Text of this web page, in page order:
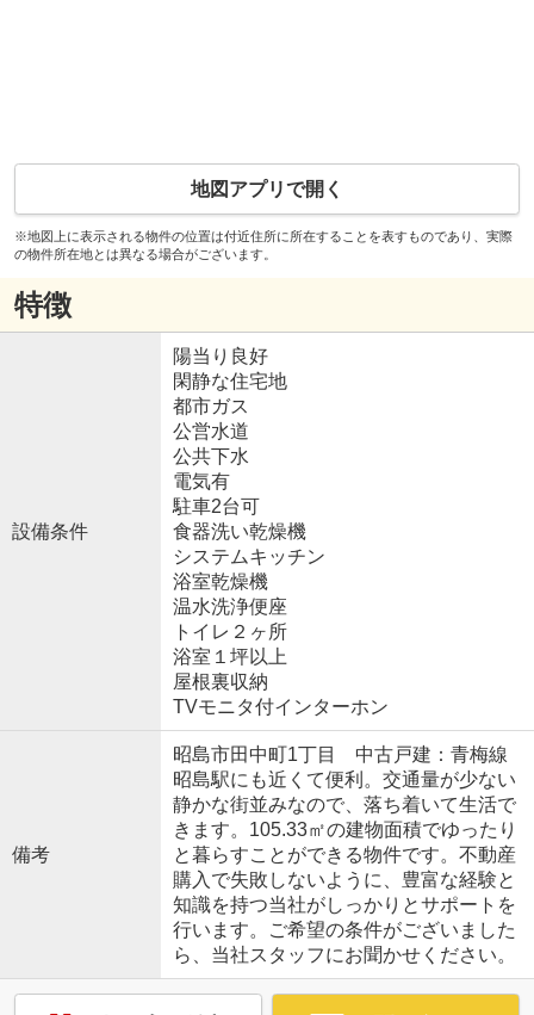
地図アプリで開く
※地図上に表示される物件の位置は付近住所に所在することを表すものであり、実際
の物件所在地とは異なる場合がございます。
特徴
設備条件
陽当り良好
閑静な住宅地
都市ガス
公営水道
公共下水
電気有
駐車2台可
食器洗い乾燥機
システムキッチン
浴室乾燥機
温水洗浄便座
トイレ２ヶ所
浴室１坪以上
屋根裏収納
TVモニタ付インターホン
備考
昭島市田中町1丁目 中古戸建：青梅線
昭島駅にも近くて便利。交通量が少ない
静かな街並みなので、落ち着いて生活で
きます。105.33㎡の建物面積でゆったり
と暮らすことができる物件です。不動産
購入で失敗しないように、豊富な経験と
知識を持つ当社がしっかりとサポートを
行います。ご希望の条件がございました
ら、当社スタッフにお聞かせください。